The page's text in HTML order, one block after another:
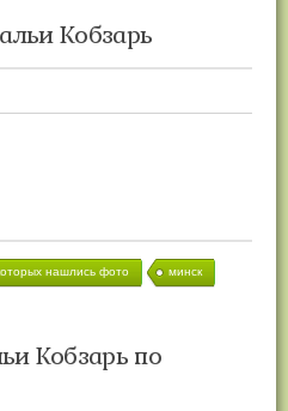
Кобзарь
нашлись фото минск
Кобзарь по